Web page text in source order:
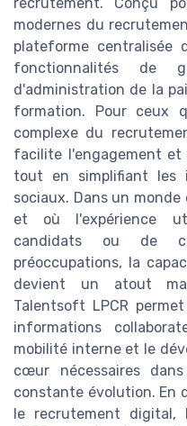
recrutement. Conçu
modernes du
plateforme centralisée
fonctionnalités de
d'administration de la
formation. Pour ceux
complexe du
facilite l'engagement et
tout en simplifiant les
sociaux. Dans un
et où l'expérience
candidats ou de
préoccupations, la
devient un atout
Talentsoft LPCR
informations
mobilité interne et le
cœur nécessaires
constante évolution. En
le recrutement digital,